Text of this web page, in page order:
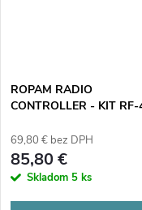
ROPAM RADIO
CONTROLLER - KIT RF-
69,80 € bez DPH
85,80 €
Skladom 5 ks